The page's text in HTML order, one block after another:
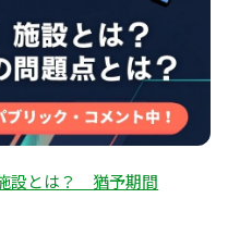
設とは？ 猶予期間